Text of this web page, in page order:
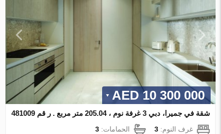
10 300 000 AED
شقة في جميرا، دبي 3 غرفة نوم ، 205.04 متر مربع . ر قم 481009
غرف النوم:3 الحمامات:3